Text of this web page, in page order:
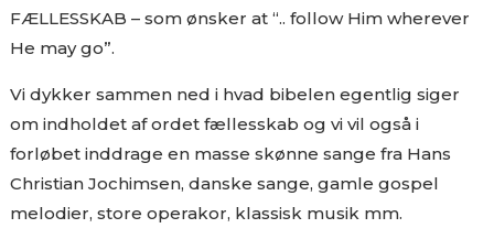
FÆLLESSKAB – som ønsker at “.. follow Him wherever
He may go”.
Vi dykker sammen ned i hvad bibelen egentlig siger
om indholdet af ordet fællesskab og vi vil også i
forløbet inddrage en masse skønne sange fra Hans
Christian Jochimsen, danske sange, gamle gospel
melodier, store operakor, klassisk musik mm.